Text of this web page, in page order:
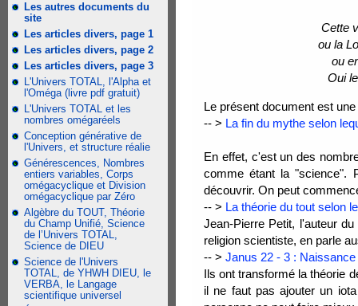
Les autres documents du
site
Les articles divers, page 1
Les articles divers, page 2
Les articles divers, page 3
L'Univers TOTAL, l'Alpha et
l'Oméga (livre pdf gratuit)
L'Univers TOTAL et les
nombres omégaréels
Conception générative de
l'Univers, et structure réalie
Générescences, Nombres
entiers variables, Corps
omégacyclique et Division
omégacyclique par Zéro
Algèbre du TOUT, Théorie
du Champ Unifié, Science
de l’Univers TOTAL,
Science de DIEU
Science de l'Univers
TOTAL, de YHWH DIEU, le
VERBA, le Langage
scientifique universel
Cette
ou la
ou
Oui
Le présent document est
-- > La fin du mythe selon
En effet, c'est un des
comme étant la "science".
découvrir. On peut
-- > La théorie du tout selon
Jean-Pierre Petit, l'auteur
religion scientiste, en parle
-- > Janus 22 - 3 :
Ils ont transformé la théorie
il ne faut pas ajouter un